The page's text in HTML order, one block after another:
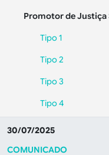
Promotor de
Tipo 1
Tipo 2
Tipo 3
Tipo 4
30/07/2025
COMUNICADO